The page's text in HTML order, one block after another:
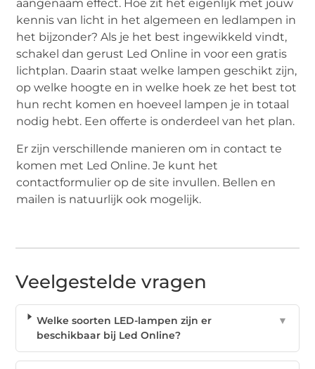
aangenaam effect. Hoe zit het eigenlijk met jouw
kennis van licht in het algemeen en ledlampen in
het bijzonder? Als je het best ingewikkeld vindt,
schakel dan gerust Led Online in voor een gratis
lichtplan. Daarin staat welke lampen geschikt zijn,
op welke hoogte en in welke hoek ze het best tot
hun recht komen en hoeveel lampen je in totaal
nodig hebt. Een offerte is onderdeel van het plan.
Er zijn verschillende manieren om in contact te
komen met Led Online. Je kunt het
contactformulier op de site invullen. Bellen en
mailen is natuurlijk ook mogelijk.
Veelgestelde vragen
Welke soorten LED-lampen zijn er
beschikbaar bij Led Online?
▼